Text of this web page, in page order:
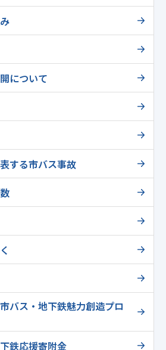
について
する市バス事故
バス・地下鉄魅力創造プロ
鉄応援寄附金